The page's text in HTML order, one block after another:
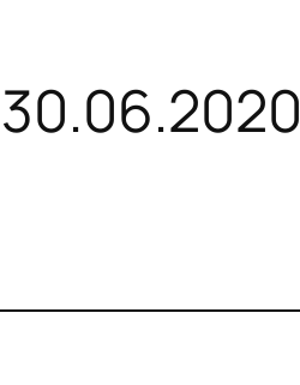
30.06.2020